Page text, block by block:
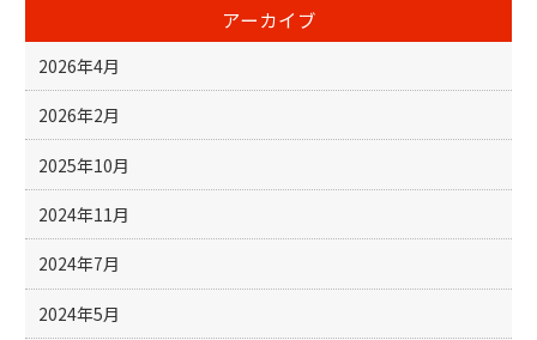
アーカイブ
2026年4月
2026年2月
2025年10月
2024年11月
2024年7月
2024年5月